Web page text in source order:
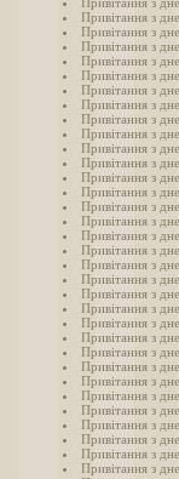
Привітання з
Привітання з
Привітання з
Привітання з
Привітання з
Привітання з
Привітання з
Привітання з
Привітання з
Привітання з
Привітання з
Привітання з
Привітання з
Привітання з
Привітання з
Привітання з
Привітання з
Привітання з
Привітання з
Привітання з
Привітання з
Привітання з
Привітання з
Привітання з
Привітання з
Привітання з
Привітання з
Привітання з
Привітання з
Привітання з
Привітання з
Привітання з